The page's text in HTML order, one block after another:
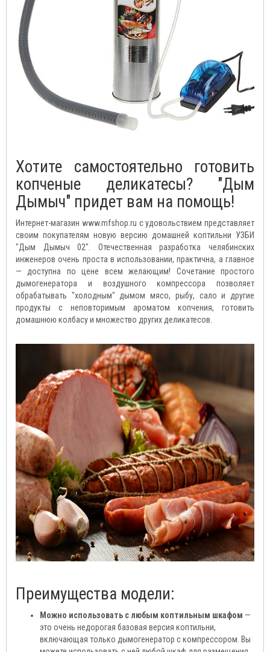
Хотите самостоятельно готовить
копченые деликатесы? "Дым
Дымыч" придет вам на помощь!
Интернет-магазин www.mfshop.ru с удовольствием представляет
своим покупателям новую версию домашней коптильни УЗБИ
"Дым Дымыч 02". Отечественная разработка челябинских
инженеров очень проста в использовании, практична, а главное
— доступна по цене всем желающим! Сочетание простого
дымогенератора и воздушного компрессора позволяет
обрабатывать "холодным" дымом мясо, рыбу, сало и другие
продукты с неповторимым ароматом копчения, готовить
домашнюю колбасу и множество других деликатесов.
Преимущества модели:
Можно использовать с любым коптильным шкафом —
это очень недорогая базовая версия коптильни,
включающая только дымогенератор с компрессором. Вы